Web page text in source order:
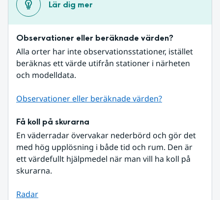
Lär dig mer
Observationer eller beräknade värden?
Alla orter har inte observationsstationer, istället
beräknas ett värde utifrån stationer i närheten
och modelldata.
Observationer eller beräknade värden?
Få koll på skurarna
En väderradar övervakar nederbörd och gör det
med hög upplösning i både tid och rum. Den är
ett värdefullt hjälpmedel när man vill ha koll på
skurarna.
Radar